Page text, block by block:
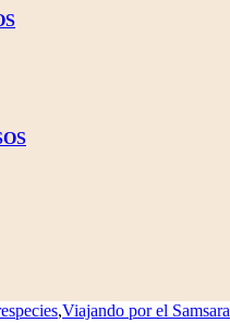
,Viajando por el Samsara